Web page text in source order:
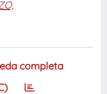
completa